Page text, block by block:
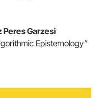
Peres Garzesi
Epistemology”